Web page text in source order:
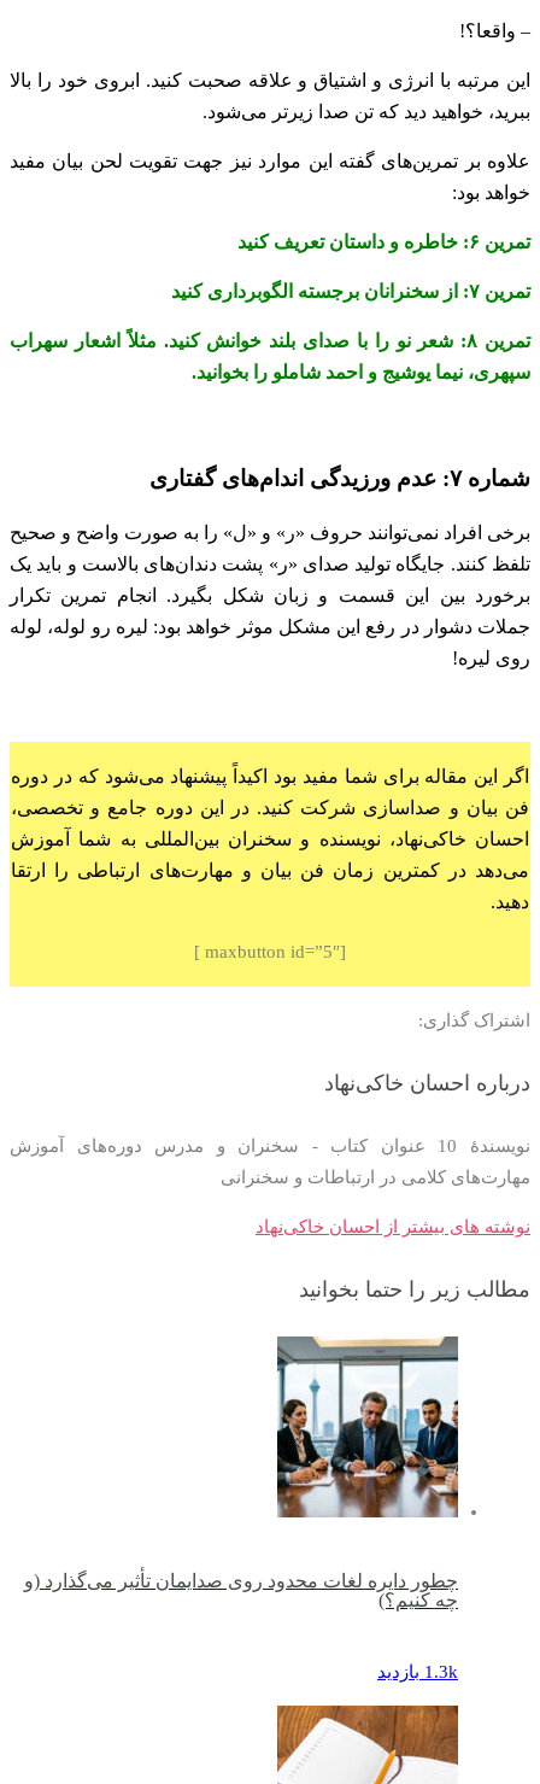
– واقعا؟!
این مرتبه با انرژی و اشتیاق و علاقه صحبت کنید. ابروی خود را بالا
ببرید، خواهید دید که تن صدا زیرتر می‌شود.
علاوه بر تمرین‌های گفته این موارد نیز جهت تقویت لحن بیان مفید
خواهد بود:
تمرین ۶: خاطره و داستان تعریف کنید
تمرین ۷: از سخنرانان برجسته الگوبرداری کنید
تمرین ۸: شعر نو را با صدای بلند خوانش کنید. مثلاً اشعار سهراب
سپهری، نیما یوشیج و احمد شاملو را بخوانید.
شماره ۷: عدم ورزیدگی اندام‌های گفتاری
برخی افراد نمی‌توانند حروف «ر» و «ل» را به صورت واضح و صحیح
تلفظ کنند. جایگاه تولید صدای «ر» پشت دندان‌های بالاست و باید یک
برخورد بین این قسمت و زبان شکل بگیرد. انجام تمرین تکرار
جملات دشوار در رفع این مشکل موثر خواهد بود: لیره رو لوله، لوله
روی لیره!
اگر این مقاله برای شما مفید بود اکیداً پیشنهاد می‌شود که در دوره
فن بیان و صداسازی شرکت کنید. در این دوره جامع و تخصصی،
احسان خاکی‌نهاد، نویسنده و سخنران بین‌المللی به شما آموزش
می‌دهد در کمترین زمان فن بیان و مهارت‌های ارتباطی را ارتقا
دهید.
[maxbutton id=”5″ ]
اشتراک گذاری:
درباره احسان خاکی‌نهاد
نویسندۀ 10 عنوان کتاب - سخنران و مدرس دوره‌های آموزش
مهارت‌های کلامی در ارتباطات و سخنرانی
نوشته های بیشتر از احسان خاکی‌نهاد
مطالب زیر را حتما بخوانید
چطور دایره لغات محدود روی صدایمان تأثیر می‌گذارد (و
چه کنیم؟)
1.3k بازدید